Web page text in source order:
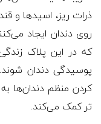
ذرات ریز، اسیدها و
روی دندان ایجاد
که در این پلاک
پوسیدگی دندان
کردن منظم دندان‌ها
تر کمک می‌کند.